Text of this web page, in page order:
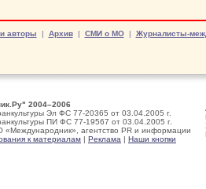
авторы | Архив| СМИ о МО| Журналисты-
2004–2006
Эл ФС 77-20365 от 03.04.2005 г.
ПИ ФС 77-19567 от 03.04.2005 г.
«Международник», агентство PR и информации
к материалам | Реклама | Наши кнопки